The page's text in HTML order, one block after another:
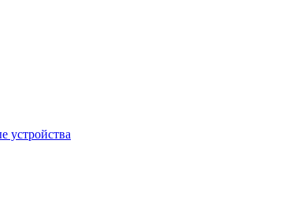
устройства